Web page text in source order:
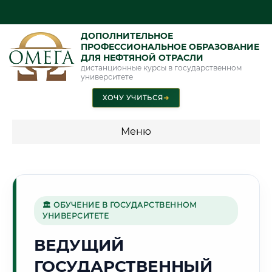
ДОПОЛНИТЕЛЬНОЕ
ПРОФЕССИОНАЛЬНОЕ ОБРАЗОВАНИЕ
ДЛЯ НЕФТЯНОЙ ОТРАСЛИ
дистанционные курсы в государственном
университете
ХОЧУ УЧИТЬСЯ➜
Меню
Г. ТАМБОВ
🏛 ОБУЧЕНИЕ В ГОСУДАРСТВЕННОМ
УНИВЕРСИТЕТЕ
ВЕДУЩИЙ
ГОСУДАРСТВЕННЫЙ